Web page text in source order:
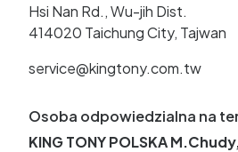
Hsi Nan Rd., Wu-jih Dist.
414020 Taichung City, Tajwan
service@kingtony.com.tw
Osoba odpowiedzialna na
KING TONY POLSKA